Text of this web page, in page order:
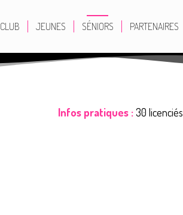
CLUB JEUNES SÉNIORS PARTENAIRES
Infos pratiques : 30 licenciés